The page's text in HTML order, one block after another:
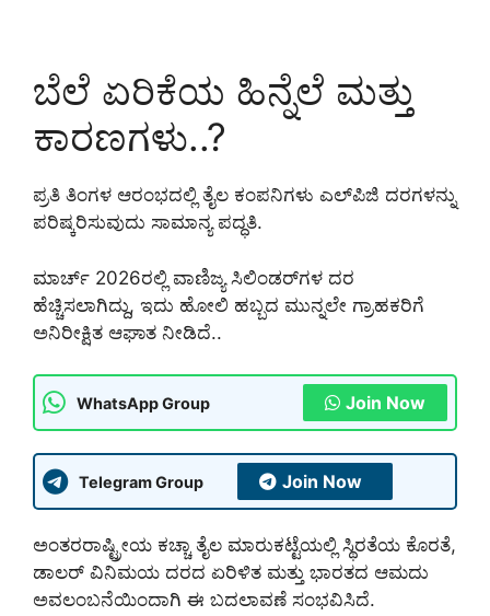
ಬೆಲೆ ಏರಿಕೆಯ ಹಿನ್ನೆಲೆ ಮತ್ತು
ಕಾರಣಗಳು..?
ಪ್ರತಿ ತಿಂಗಳ ಆರಂಭದಲ್ಲಿ ತೈಲ ಕಂಪನಿಗಳು ಎಲ್‌ಪಿಜಿ ದರಗಳನ್ನು
ಪರಿಷ್ಕರಿಸುವುದು ಸಾಮಾನ್ಯ ಪದ್ಧತಿ.
ಮಾರ್ಚ್ 2026ರಲ್ಲಿ ವಾಣಿಜ್ಯ ಸಿಲಿಂಡರ್‌ಗಳ ದರ
ಹೆಚ್ಚಿಸಲಾಗಿದ್ದು, ಇದು ಹೋಲಿ ಹಬ್ಬದ ಮುನ್ನಲೇ ಗ್ರಾಹಕರಿಗೆ
ಅನಿರೀಕ್ಷಿತ ಆಘಾತ ನೀಡಿದೆ..
WhatsApp Group Join Now
Telegram Group Join Now
ಅಂತರರಾಷ್ಟ್ರೀಯ ಕಚ್ಚಾ ತೈಲ ಮಾರುಕಟ್ಟೆಯಲ್ಲಿ ಸ್ಥಿರತೆಯ ಕೊರತೆ,
ಡಾಲರ್ ವಿನಿಮಯ ದರದ ಏರಿಳಿತ ಮತ್ತು ಭಾರತದ ಆಮದು
ಅವಲಂಬನೆಯಿಂದಾಗಿ ಈ ಬದಲಾವಣೆ ಸಂಭವಿಸಿದೆ.